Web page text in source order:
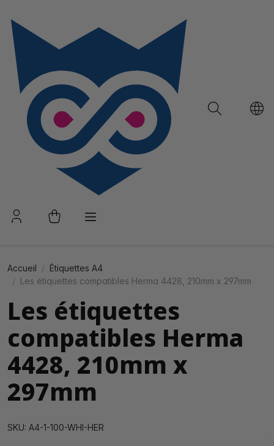
Accueil
Étiquettes A4
Les étiquettes compatibles Herma 4428, 210mm x 297mm
Les étiquettes
compatibles Herma
4428, 210mm x
297mm
SKU: A4-1-100-WHI-HER